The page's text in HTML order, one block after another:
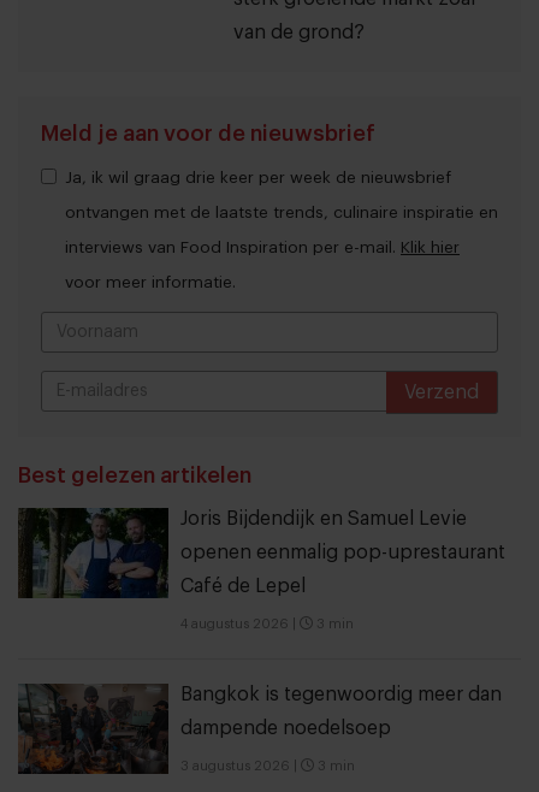
van de grond?
Meld je aan voor de nieuwsbrief
Ja, ik wil graag drie keer per week de nieuwsbrief
ontvangen met de laatste trends, culinaire inspiratie en
interviews van Food Inspiration per e-mail. Klik hier
voor meer informatie.
Verzend
Best gelezen artikelen
Joris Bijdendijk en Samuel Levie
openen eenmalig pop-uprestaurant
Café de Lepel
4 augustus 2026 3 min
Bangkok is tegenwoordig meer dan
dampende noedelsoep
3 augustus 2026 3 min